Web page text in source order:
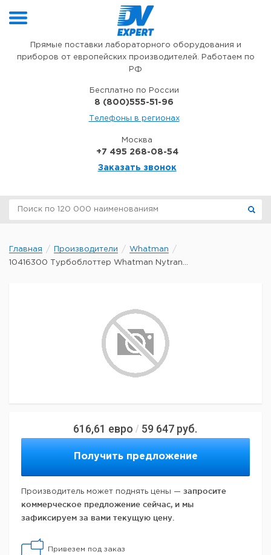
Прямые поставки лабораторного оборудования и
приборов от европейских производителей. Работаем по
РФ
Бесплатно по России
8 (800)555-51-96
Телефоны в регионах
Москва
+7 495 268-08-54
Заказать звонок
Главная Производители
Whatman
10416300 Турбоблоттер Whatman Nytran...
616,61 евро / 59 647 руб.
Получить предложение
Производитель может поднять цены — запросите
коммерческое предложение сейчас, и мы
зафиксируем за вами текущую цену.
Привезем под заказ